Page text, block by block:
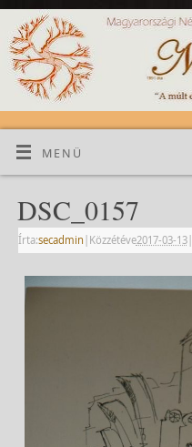
MENÜ
DSC_0157
Írta:secadmin | Közzétéve2017-03-13|